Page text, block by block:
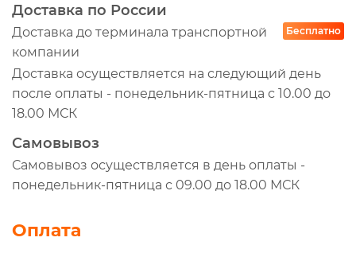
Доставка по России
Доставка до терминала транспортной
компании
Бесплатно
Доставка осуществляется на следующий день
после оплаты - понедельник-пятница с 10.00 до
18.00 МСК
Самовывоз
Самовывоз осуществляется в день оплаты -
понедельник-пятница с 09.00 до 18.00 МСК
Оплата